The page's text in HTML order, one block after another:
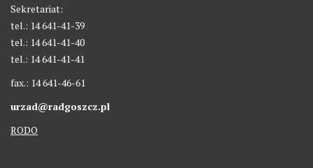
Sekretariat:
tel.: 14 641-41-39
tel.: 14 641-41-40
tel.: 14 641-41-41
fax.: 14 641-46-61
urzad@radgoszcz.pl
RODO